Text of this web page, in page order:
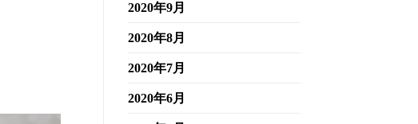
2020年9月
2020年8月
2020年7月
2020年6月